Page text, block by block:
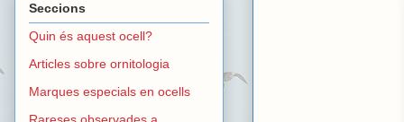
Seccions
Quin és aquest ocell?
Articles sobre ornitologia
Marques especials en ocells